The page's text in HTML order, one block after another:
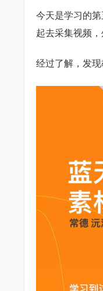
今天是学习的
起去采集视频
经过了解，发